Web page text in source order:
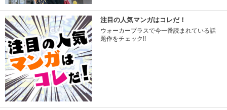
注目の人気マンガはコレだ！
ウォーカープラスで今一番読まれている話
題作をチェック!!